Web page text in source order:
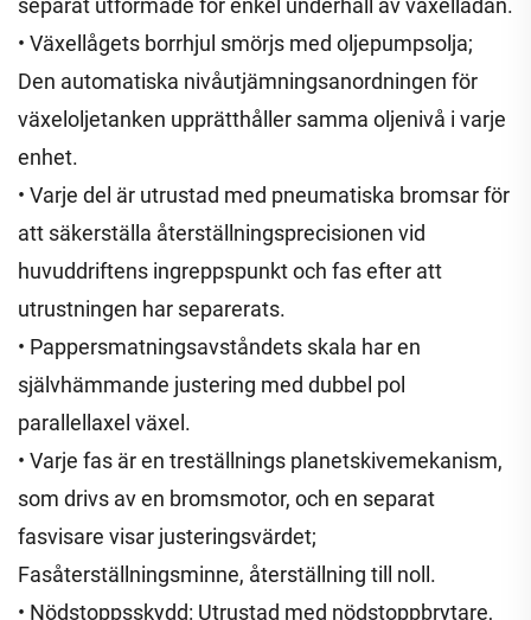
separat utformade för enkel underhåll av växellådan.
• Växellågets borrhjul smörjs med oljepumpsolja;
Den automatiska nivåutjämningsanordningen för
växeloljetanken upprätthåller samma oljenivå i varje
enhet.
• Varje del är utrustad med pneumatiska bromsar för
att säkerställa återställningsprecisionen vid
huvuddriftens ingreppspunkt och fas efter att
utrustningen har separerats.
• Pappersmatningsavståndets skala har en
självhämmande justering med dubbel pol
parallellaxel växel.
• Varje fas är en treställnings planetskivemekanism,
som drivs av en bromsmotor, och en separat
fasvisare visar justeringsvärdet;
Fasåterställningsminne, återställning till noll.
• Nödstoppsskydd: Utrustad med nödstoppbrytare,